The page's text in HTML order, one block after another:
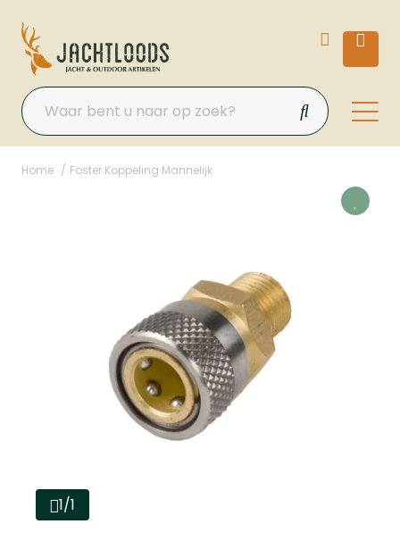
Home Foster Koppeling Mannelijk
1/1